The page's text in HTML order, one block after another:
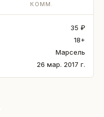
КОММ.
35 ₽
18+
Марсель
26 мар. 2017 г.